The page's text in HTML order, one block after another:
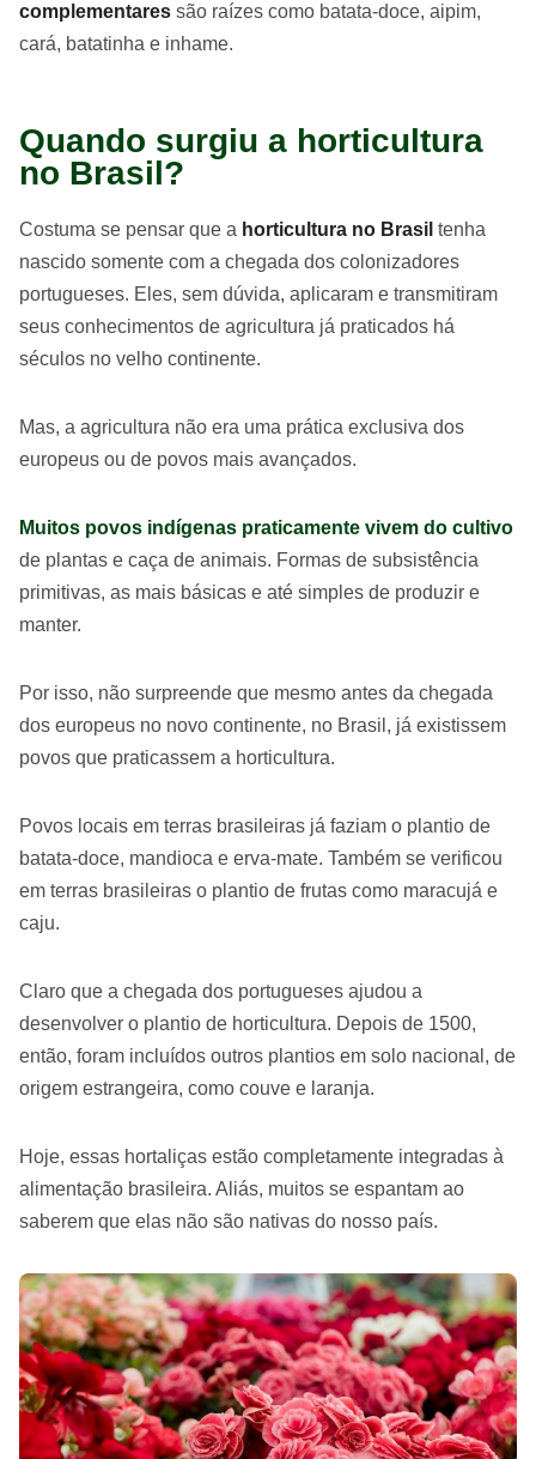
complementares são raízes como batata-doce, aipim,
cará, batatinha e inhame.
Quando surgiu a horticultura
no Brasil?
Costuma se pensar que a horticultura no Brasil tenha
nascido somente com a chegada dos colonizadores
portugueses. Eles, sem dúvida, aplicaram e transmitiram
seus conhecimentos de agricultura já praticados há
séculos no velho continente.
Mas, a agricultura não era uma prática exclusiva dos
europeus ou de povos mais avançados.
Muitos povos indígenas praticamente vivem do cultivo
de plantas e caça de animais. Formas de subsistência
primitivas, as mais básicas e até simples de produzir e
manter.
Por isso, não surpreende que mesmo antes da chegada
dos europeus no novo continente, no Brasil, já existissem
povos que praticassem a horticultura.
Povos locais em terras brasileiras já faziam o plantio de
batata-doce, mandioca e erva-mate. Também se verificou
em terras brasileiras o plantio de frutas como maracujá e
caju.
Claro que a chegada dos portugueses ajudou a
desenvolver o plantio de horticultura. Depois de 1500,
então, foram incluídos outros plantios em solo nacional, de
origem estrangeira, como couve e laranja.
Hoje, essas hortaliças estão completamente integradas à
alimentação brasileira. Aliás, muitos se espantam ao
saberem que elas não são nativas do nosso país.